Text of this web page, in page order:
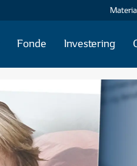
Fonde Investering